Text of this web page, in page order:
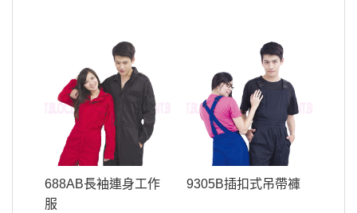
688AB長袖連身工作
服
9305B插扣式吊帶褲